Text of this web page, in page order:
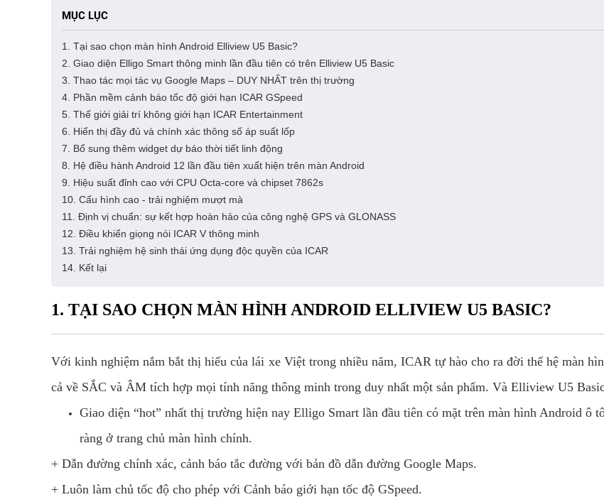
MỤC LỤC
1. Tại sao chọn màn hình Android Elliview U5 Basic?
2. Giao diện Elligo Smart thông minh lần đầu tiên có trên Elliview U5 Basic
3. Thao tác mọi tác vụ Google Maps – DUY NHẤT trên thị trường
4. Phần mềm cảnh báo tốc độ giới hạn ICAR GSpeed
5. Thế giới giải trí không giới hạn ICAR Entertainment
6. Hiển thị đầy đủ và chính xác thông số áp suất lốp
7. Bổ sung thêm widget dự báo thời tiết linh động
8. Hệ điều hành Android 12 lần đầu tiên xuất hiện trên màn Android
9. Hiệu suất đỉnh cao với CPU Octa-core và chipset 7862s
10. Cấu hình cao - trải nghiệm mượt mà
11. Định vị chuẩn: sự kết hợp hoàn hảo của công nghệ GPS và GLONASS
12. Điều khiển giọng nói ICAR V thông minh
13. Trải nghiệm hệ sinh thái ứng dụng độc quyền của ICAR
14. Kết lại
1. TẠI SAO CHỌN MÀN HÌNH ANDROID ELLIVIEW U5 BASIC?
Với kinh nghiệm nắm bắt thị hiếu của lái xe Việt trong nhiều năm, ICAR tự hào cho ra đời thế hệ màn
cả về SẮC và ÂM tích hợp mọi tính năng thông minh trong duy nhất một sản phẩm. Và Elliview U5
Giao diện “hot” nhất thị trường hiện nay Elligo Smart lần đầu tiên có mặt trên màn hình Android ô
ràng ở trang chủ màn hình chính.
+ Dẫn đường chính xác, cảnh báo tắc đường với bản đồ dẫn đường Google Maps.
+ Luôn làm chủ tốc độ cho phép với Cảnh báo giới hạn tốc độ GSpeed.